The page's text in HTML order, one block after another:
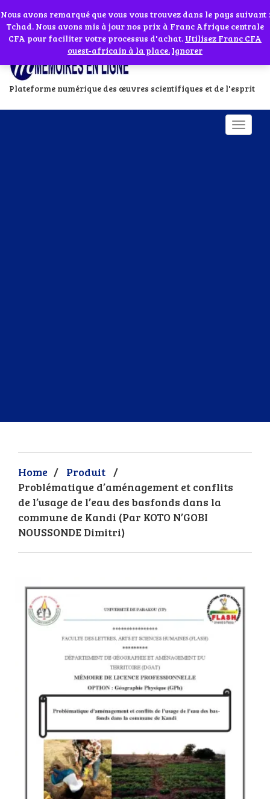
Abonnes toi à notre chaîne WhatsApp en cliquant sur l'icône en face
Plateforme numérique des œuvres scientifiques et de l'esprit
Home / Produit /
Problématique d’aménagement et conflits
de l’usage de l’eau des basfonds dans la
commune de Kandi (Par KOTO N’GOBI
NOUSSONDE Dimitri)
Si vous avez besoin d'assistance Contactez-nous par WhatsApp au
+229 01 95 33 60 26Ignorer
Nous avons remarqué que vous vous trouvez dans le pays suivant :
Tchad. Nous avons mis à jour nos prix à Franc Afrique centrale
CFA pour faciliter votre processus d'achat. Utilisez Franc CFA
ouest-africain à la place. Ignorer